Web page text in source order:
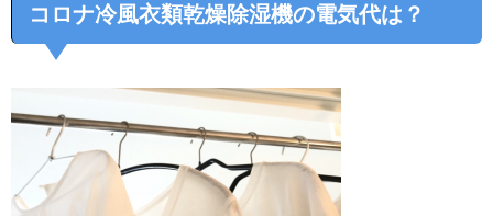
コロナ冷風衣類乾燥除湿機の電気代は？